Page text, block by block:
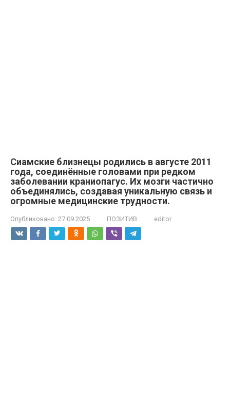
Сиамские близнецы родились в августе 2011
года, соединённые головами при редком
заболевании краниопагус. Их мозги частично
объединялись, создавая уникальную связь и
огромные медицинские трудности.
Опубликовано: 27.09.2025 ПОЗИТИВ editor